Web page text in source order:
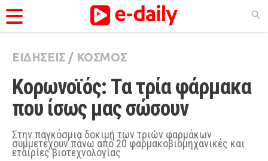
ΚΑΤΗΓΟΡΊΕΣ
Ειδήσεις
Θέματα
Videos
Podcasts
ΕΙΔΗΣΕΙΣ / ΚΟΣΜΟΣ
Κορωνοϊός: Tα τρία φάρμακα
που ίσως μας σώσουν
Στην παγκόσμια δοκιμή των τριών φαρμάκων
συμμετέχουν πάνω από 20 φαρμακοβιομηχανικές και
εταιρίες βιοτεχνολογίας